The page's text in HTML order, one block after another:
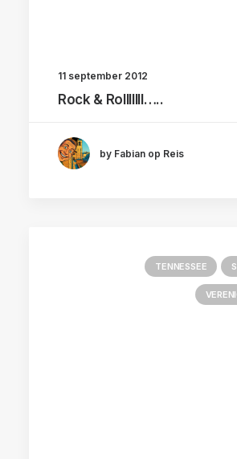
11 september 2012
Rock & Rolllllll…..
by Fabian op Reis
TENNESSEE